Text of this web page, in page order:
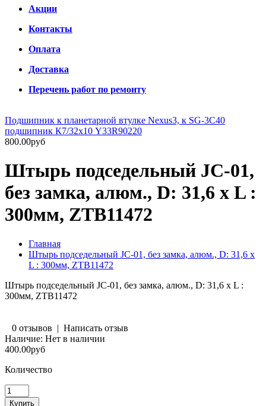
Акции
Контакты
Оплата
Доставка
Перечень работ по ремонту
Подшипник к планетарной втулке Nexus3, к SG-3C40
подшипник К7/32х10 Y33R90220
800.00руб
Штырь подседельный JC-01,
без замка, алюм., D: 31,6 х L :
300мм, ZTB11472
Главная
Штырь подседельный JC-01, без замка, алюм., D: 31,6 х
L : 300мм, ZTB11472
Штырь подседельный JC-01, без замка, алюм., D: 31,6 х L :
300мм, ZTB11472
0 отзывов | Написать отзыв
Наличие: Нет в наличии
400.00руб
Количество